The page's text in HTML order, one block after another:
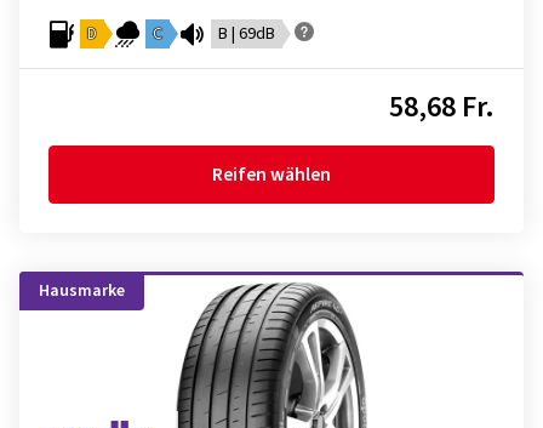
D C B | 69dB
58,68 Fr.
Reifen wählen
Hausmarke